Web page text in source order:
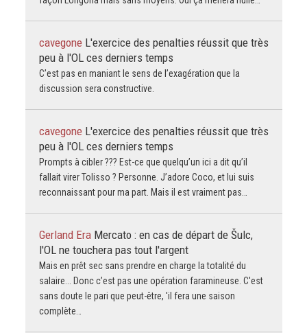
cavegone L'exercice des penalties réussit que très
peu à l'OL ces derniers temps
C’est pas en maniant le sens de l’exagération que la
discussion sera constructive.
cavegone L'exercice des penalties réussit que très
peu à l'OL ces derniers temps
Prompts à cibler ??? Est-ce que quelqu’un ici a dit qu’il
fallait virer Tolisso ? Personne. J’adore Coco, et lui suis
reconnaissant pour ma part. Mais il est vraiment pas…
Gerland Era Mercato : en cas de départ de Šulc,
l'OL ne touchera pas tout l'argent
Mais en prêt sec sans prendre en charge la totalité du
salaire... Donc c’est pas une opération faramineuse. C'est
sans doute le pari que peut-être, 'il fera une saison
complète…